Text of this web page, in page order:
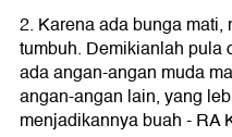
2. Karena ada bunga
tumbuh. Demikianlah pula
ada angan-angan muda
angan-angan lain, yang
menjadikannya buah - RA